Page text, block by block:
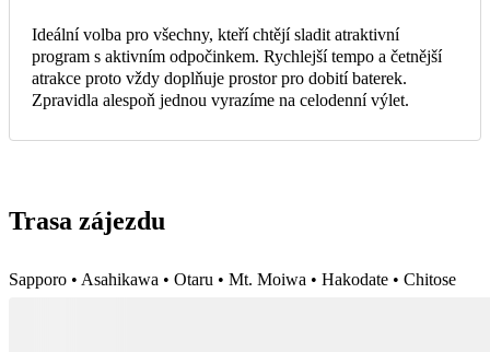
Ideální volba pro všechny, kteří chtějí sladit atraktivní
program s aktivním odpočinkem. Rychlejší tempo a četnější
atrakce proto vždy doplňuje prostor pro dobití baterek.
Zpravidla alespoň jednou vyrazíme na celodenní výlet.
Trasa zájezdu
Sapporo • Asahikawa • Otaru • Mt. Moiwa • Hakodate • Chitose